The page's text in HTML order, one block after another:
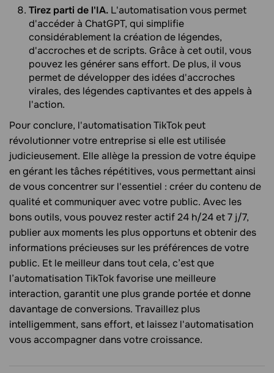
Tirez parti de l'IA. L'automatisation vous permet
d'accéder à ChatGPT, qui simplifie
considérablement la création de légendes,
d'accroches et de scripts. Grâce à cet outil, vous
pouvez les générer sans effort. De plus, il vous
permet de développer des idées d'accroches
virales, des légendes captivantes et des appels à
l'action.
Pour conclure, l'automatisation TikTok peut
révolutionner votre entreprise si elle est utilisée
judicieusement. Elle allège la pression de votre équipe
en gérant les tâches répétitives, vous permettant ainsi
de vous concentrer sur l'essentiel : créer du contenu de
qualité et communiquer avec votre public. Avec les
bons outils, vous pouvez rester actif 24 h/24 et 7 j/7,
publier aux moments les plus opportuns et obtenir des
informations précieuses sur les préférences de votre
public. Et le meilleur dans tout cela, c’est que
l’automatisation TikTok favorise une meilleure
interaction, garantit une plus grande portée et donne
davantage de conversions. Travaillez plus
intelligemment, sans effort, et laissez l'automatisation
vous accompagner dans votre croissance.